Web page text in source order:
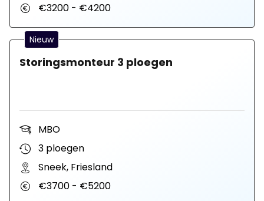
€3200 - €4200
Nieuw
Storingsmonteur 3 ploegen
MBO
3 ploegen
Sneek, Friesland
€3700 - €5200